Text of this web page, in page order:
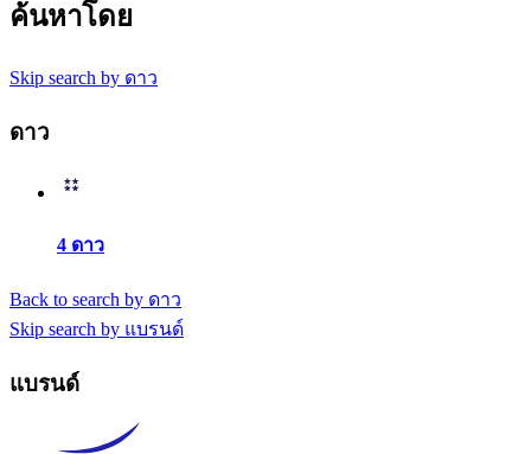
ค้นหาโดย
Skip search by ดาว
ดาว
4 ดาว
Back to search by ดาว
Skip search by แบรนด์
แบรนด์